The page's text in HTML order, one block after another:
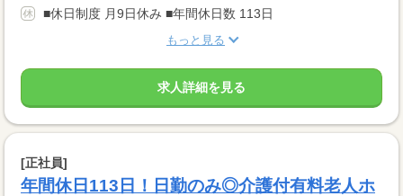
■休日制度 月9日休み ■年間休日数 113日
もっと見る
求人詳細を見る
[正社員]
年間休日113日！日勤のみ◎介護付有料老人ホ